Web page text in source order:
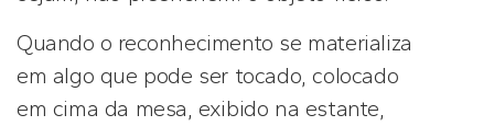
Quando o reconhecimento se materializa
em algo que pode ser tocado, colocado
em cima da mesa, exibido na estante,